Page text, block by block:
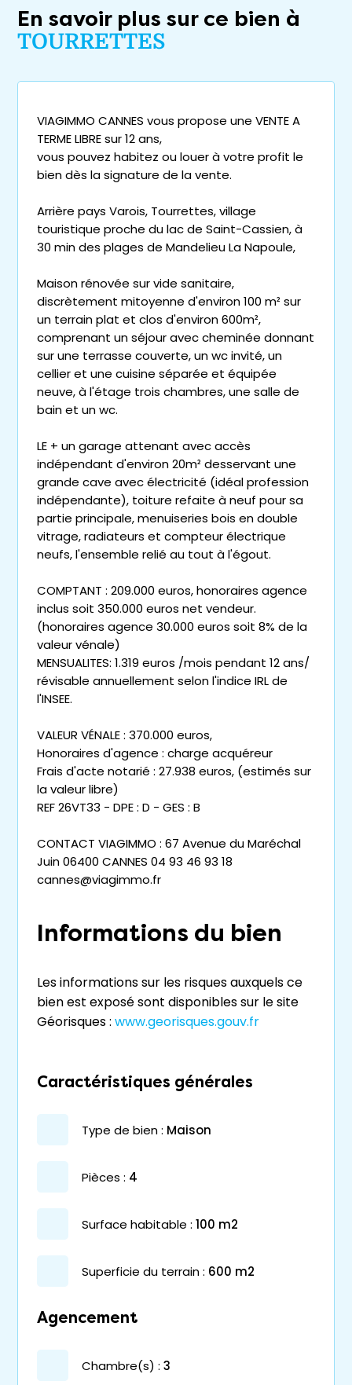
En savoir plus sur ce bien à
TOURRETTES
VIAGIMMO CANNES vous propose une VENTE A
TERME LIBRE sur 12 ans,
vous pouvez habitez ou louer à votre profit le
bien dès la signature de la vente.
Arrière pays Varois, Tourrettes, village
touristique proche du lac de Saint-Cassien, à
30 min des plages de Mandelieu La Napoule,
Maison rénovée sur vide sanitaire,
discrètement mitoyenne d'environ 100 m² sur
un terrain plat et clos d'environ 600m²,
comprenant un séjour avec cheminée donnant
sur une terrasse couverte, un wc invité, un
cellier et une cuisine séparée et équipée
neuve, à l'étage trois chambres, une salle de
bain et un wc.
LE + un garage attenant avec accès
indépendant d'environ 20m² desservant une
grande cave avec électricité (idéal profession
indépendante), toiture refaite à neuf pour sa
partie principale, menuiseries bois en double
vitrage, radiateurs et compteur électrique
neufs, l'ensemble relié au tout à l'égout.
COMPTANT : 209.000 euros, honoraires agence
inclus soit 350.000 euros net vendeur.
(honoraires agence 30.000 euros soit 8% de la
valeur vénale)
MENSUALITES: 1.319 euros /mois pendant 12 ans/
révisable annuellement selon l'indice IRL de
l'INSEE.
VALEUR VÉNALE : 370.000 euros,
Honoraires d'agence : charge acquéreur
Frais d'acte notarié : 27.938 euros, (estimés sur
la valeur libre)
REF 26VT33 - DPE : D - GES : B
CONTACT VIAGIMMO : 67 Avenue du Maréchal
Juin 06400 CANNES 04 93 46 93 18
cannes@viagimmo.fr
Informations du bien
Les informations sur les risques auxquels ce
bien est exposé sont disponibles sur le site
Géorisques : www.georisques.gouv.fr
Caractéristiques générales
type de bien : maison
pièces : 4
surface habitable : 100 m2
superficie du terrain : 600 m2
Agencement
chambre(s) : 3